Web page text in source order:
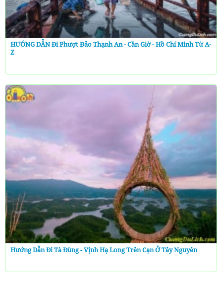
HƯỚNG DẪN Đi Phượt Đảo Thạnh An - Cần Giờ - Hồ Chí Minh Từ A-
Z
Hướng Dẫn Đi Tà Đùng - Vịnh Hạ Long Trên Cạn Ở Tây Nguyên